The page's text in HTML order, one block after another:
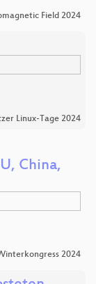
Field 2024
Linux-Tage 2024
China,
2024